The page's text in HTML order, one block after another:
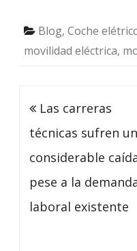
Blog, Coche
movilidad eléctrica,
Navegación
de
entradas
Las carreras
técnicas sufren
considerable
pese a la
laboral existente